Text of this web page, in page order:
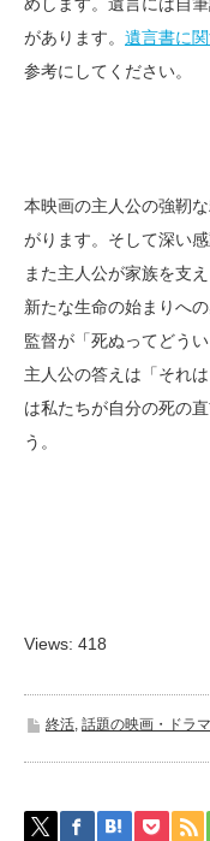
があります。 遺言書に
参考にしてください。
本映画の主人公の強靭
がります。そして深い
また主人公が家族を支
新たな生命の始まりへ
監督が「死ぬってどう
主人公の答えは「それ
は私たちが自分の死の
う。
Views: 418
終活, 話題の映画・ドラ